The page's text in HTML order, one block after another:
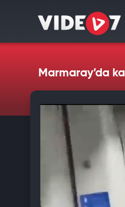
Marmaray’da